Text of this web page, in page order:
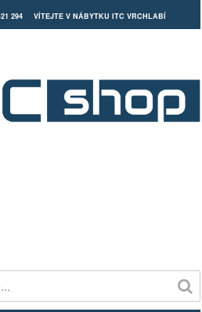
294 VÍTEJTE V NÁBYTKU ITC VRCHLABÍ